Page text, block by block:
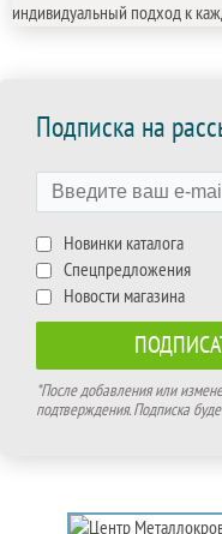
индивидуальный подход к
Подписка на
Новинки каталога
Спецпредложения
Новости магазина
*После добавления или
подтверждения. Подписка